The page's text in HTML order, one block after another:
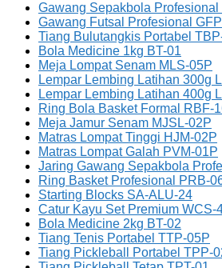
Gawang Sepakbola Profesional
Gawang Futsal Profesional
Tiang Bulutangkis Portabel
Bola Medicine 1kg BT-01
Meja Lompat Senam MLS-05P
Lempar Lembing Latihan 300g
Lempar Lembing Latihan 400g
Ring Bola Basket Formal RBF-
Meja Jamur Senam MJSL-02P
Matras Lompat Tinggi HJM-02P
Matras Lompat Galah PVM-01P
Jaring Gawang Sepakbola
Ring Basket Profesional PRB-
Starting Blocks SA-ALU-24
Catur Kayu Set Premium WCS-
Bola Medicine 2kg BT-02
Tiang Tenis Portabel TTP-05P
Tiang Pickleball Portabel TPP-